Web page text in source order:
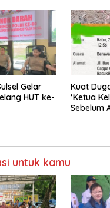
Gelar
HUT ke-
Kuat
‘Ketua
Sebelum
untuk kamu